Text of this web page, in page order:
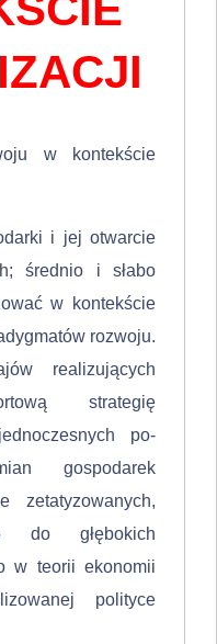
w kontekście
i jej otwarcie
średnio i słabo
w kontekście
rozwoju.
realizujących
strategię
po­
gospodarek
zetatyzowanych,
do głębokich
w teorii ekonomii
polityce